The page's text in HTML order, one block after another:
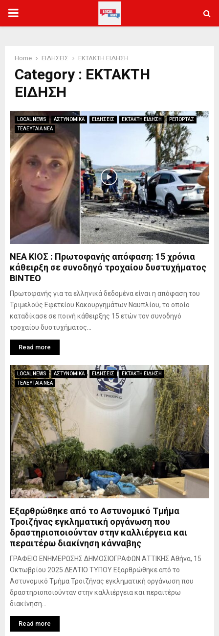
PRIMARY
Home ΕΙΔΗΣΕΙΣ ΕΚΤΑΚΤΗ ΕΙΔΗΣΗ
Category : ΕΚΤΑΚΤΗ
ΕΙΔΗΣΗ
LOCAL NEWS ΑΣΤΥΝΟΜΙΚΑ ΕΙΔΗΣΕΙΣ ΕΚΤΑΚΤΗ ΕΙΔΗΣΗ
ΡΕΠΟΡΤΑΖ
ΤΕΛΕΥΤΑΙΑ ΝΕΑ
ΝΕΑ ΚΙΟΣ : Πρωτοφανής απόφαση: 15 χρόνια
κάθειρξη σε συνοδηγό τροχαίου δυστυχήματος
ΒΙΝΤΕΟ
Πρωτοφανής για τα ελληνικά δεδομένα είναι η απόφαση του
Τριμελούς Εφετείου Κακουργημάτων Ναυπλίου, το οποίο
καταδίκασε σε ποινή κάθειρξης 15 ετών τον συνοδηγό
τροχαίου δυστυχήματος...
Read more
LOCAL NEWS ΑΣΤΥΝΟΜΙΚΑ ΕΙΔΗΣΕΙΣ
ΕΚΤΑΚΤΗ ΕΙΔΗΣΗ
ΤΕΛΕΥΤΑΙΑ ΝΕΑ
Εξαρθρώθηκε από το Αστυνομικό Τμήμα
Τροιζήνας εγκληματική οργάνωση που
δραστηριοποιούνταν στην καλλιέργεια και
περαιτέρω διακίνηση κάνναβης
ΓΡΑΦΕΙΟ ΕΝΗΜΕΡΩΣΗΣ ΔΗΜΟΣΙΟΓΡΑΦΩΝ ΑΤΤΙΚΗΣ Αθήνα, 15
Οκτωβρίου 2025 ΔΕΛΤΙΟ ΤΥΠΟΥ Εξαρθρώθηκε από το
Αστυνομικό Τμήμα Τροιζήνας εγκληματική οργάνωση που
δραστηριοποιούνταν στην καλλιέργεια και περαιτέρω
διακίνηση...
Read more